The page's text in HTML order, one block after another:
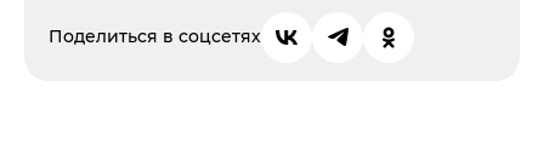
Поделиться в соцсетях